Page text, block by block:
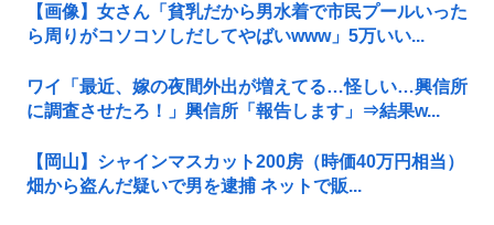
【画像】女さん「貧乳だから男水着で市民プールいった
ら周りがコソコソしだしてやばいwww」5万いい...
ワイ「最近、嫁の夜間外出が増えてる…怪しい…興信所
に調査させたろ！」興信所「報告します」⇒結果w...
【岡山】シャインマスカット200房（時価40万円相当）
畑から盗んだ疑いで男を逮捕 ネットで販...